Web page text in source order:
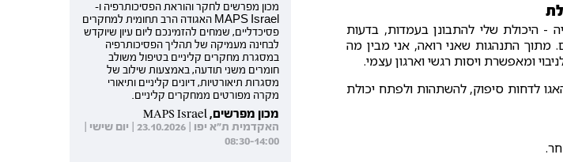
- היכולת שלי להתבונן בעמדות, בדעות
מתוך התנהגות שאני רואה, אני מבין מה
ומאפשרת ויסות רגשי וארגון עצמי.
לדחות סיפוק, להשתהות ולפתח יכולת
מכון מפרשים לחקר והוראת הפסיכותרפיה ו-
MAPS Israel האגודה הרב תחומית למחקרים
פסיכדליים, שמחים להזמינכם ליום עיון שיוקדש
לבחינה מעמיקה של תהליך הפסיכותרפיה
במסגרת מחקרים קליניים בטיפול משולב
חומרים משני תודעה, באמצעות שילוב של
מסגרות תיאורטיות, דיונים קליניים ותיאורי
מקרה מפורטים ממחקרים קליניים.
מכון מפרשים, MAPS Israel
האקדמית ת"א יפו | 23.10.2026 | יום שישי |
08:30-14:00